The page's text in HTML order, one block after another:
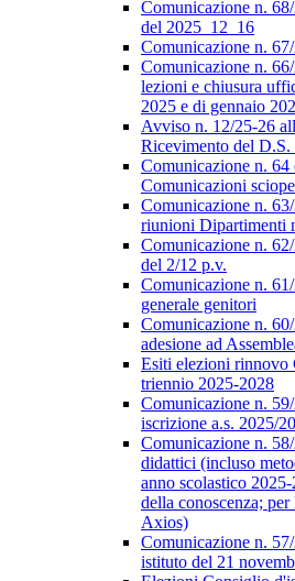
Comunicazione n.
del 2025_12_16
Comunicazione n.
Comunicazione n.
lezioni e chiusura
2025 e di gennaio
Avviso n. 12/25-26
Ricevimento del D.S.
Comunicazione n. 64
Comunicazioni
Comunicazione n.
riunioni Dipartimenti
Comunicazione n.
del 2/12 p.v.
Comunicazione n.
generale genitori
Comunicazione n.
adesione ad
Esiti elezioni rinnovo
triennio 2025-2028
Comunicazione n.
iscrizione a.s. 2025/
Comunicazione n.
didattici (incluso
anno scolastico
della conoscenza;
Axios)
Comunicazione n.
istituto del 21